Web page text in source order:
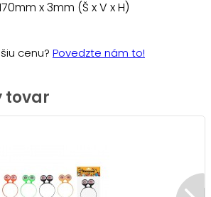
x 3mm (Š x V x H)
cenu? Povedzte nám to!
tovar